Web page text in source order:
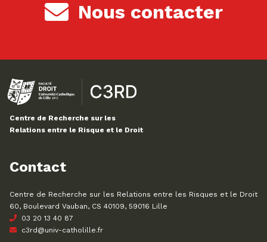
Nous contacter
Centre de Recherche sur les
Relations entre le Risque et le Droit
Contact
Centre de Recherche sur les Relations entre les Risques et le Droit
60, Boulevard Vauban, CS 40109, 59016 Lille
03 20 13 40 87
c3rd@univ-catholille.fr